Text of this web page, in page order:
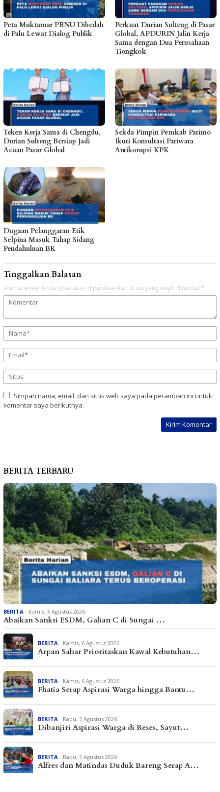
Peta Muktamar PBNU Dibedah
di Palu Lewat Dialog Publik
Perkuat Durian Sulteng di Pasar
Global, APDURIN Jalin Kerja
Sama dengan Dua Perusahaan
Tiongkok
Teken Kerja Sama di Chengdu,
Durian Sulteng Bersiap Jadi
Acuan Pasar Global
Sekda Pimpin Pemkab Parimo
Ikuti Konsultasi Pariwara
Antikorupsi KPK
Dugaan Pelanggaran Etik
Selpina Masuk Tahap Sidang
Pendahuluan BK
Tinggalkan Balasan
Alamat email Anda tidak akan dipublikasikan. Ruas yang wajib ditandai *
Simpan nama, email, dan situs web saya pada peramban ini untuk
komentar saya berikutnya.
BERITA TERBARU
BERITA Kamis, 6 Agustus 2026
Abaikan Sanksi ESDM, Galian C di Sungai …
BERITA Kamis, 6 Agustus 2026
Arpan Sahar Prioritaskan Kawal Kebutuhan…
BERITA Kamis, 6 Agustus 2026
Fhatia Serap Aspirasi Warga hingga Bantu…
BERITA Rabu, 5 Agustus 2026
Dibanjiri Aspirasi Warga di Reses, Sayut…
BERITA Rabu, 5 Agustus 2026
Alfres dan Matindas Duduk Bareng Serap A…